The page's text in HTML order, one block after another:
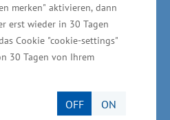
merken" aktivieren, dann
erst wieder in 30 Tagen
Cookie "cookie-settings"
30 Tagen von Ihrem
OFF ON
Nordmetall und
Gesellschaft TGS –
mbH in